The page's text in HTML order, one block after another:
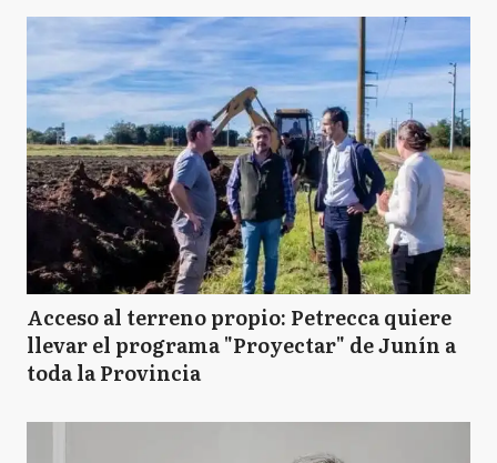
Acceso al terreno propio: Petrecca quiere
llevar el programa "Proyectar" de Junín a
toda la Provincia